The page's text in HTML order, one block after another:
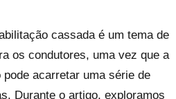
cassada é um tema de
os condutores, uma vez que a
acarretar uma série de
Durante o artigo, exploramos